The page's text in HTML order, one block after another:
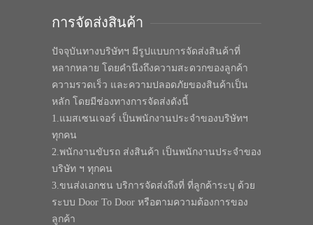
การจัดส่งสินค้า
ปัจจุบันทางบริษัทฯ มีรูปแบบการจัดส่งสินค้าที่
หลากหลาย โดยคำนึงถึงความสะดวกของลูกค้า
ความรวดเร็ว และความปลอดภัยของสินค้าเป็น
หลัก โดยมีช่องทางการจัดส่งดังนี้
1.แมสเซนเจอร์ เป็นพนักงานประจำของบริษัทฯ
ทุกคน
2.พนักงานขับรถ ส่งสินค้า เป็นพนักงานประจำของ
บริษัท ฯ ทุกคน
3.ขนส่งเอกชน บริการจัดส่งถึงที่ ที่ลูกค้าระบุ ด้วย
ระบบ Door To Door หรือตามความต้องการของ
ลูกค้า